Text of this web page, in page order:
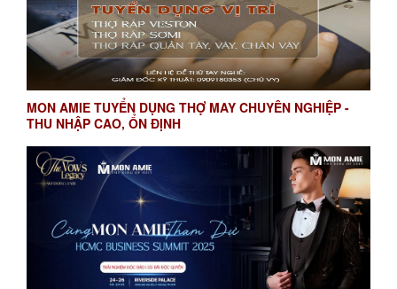
MON AMIE TUYỂN DỤNG THỢ MAY CHUYÊN NGHIỆP -
THU NHẬP CAO, ỔN ĐỊNH